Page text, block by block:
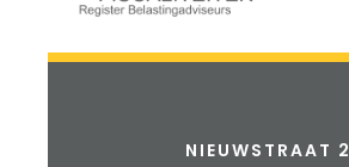
NIEUWSTRAAT 2